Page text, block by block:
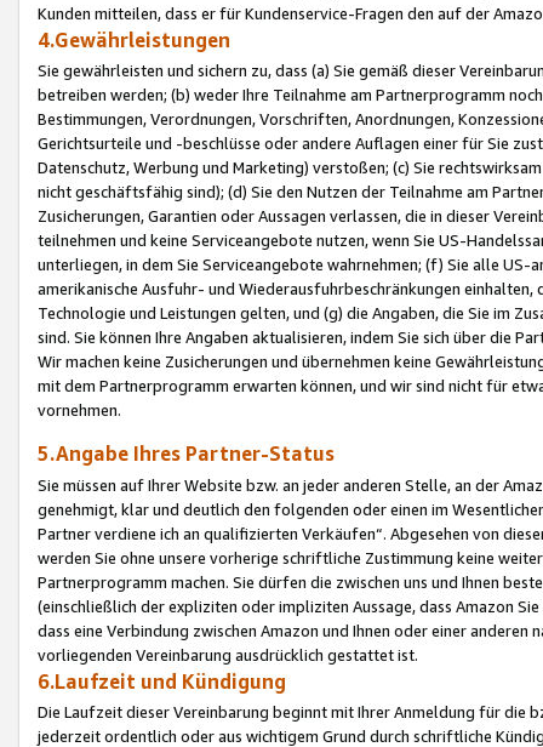
Kunden mitteilen, dass er für Kundenservice-Fragen den auf der
4.Gewährleistungen
Sie gewährleisten und sichern zu, dass (a) Sie gemäß dieser
betreiben werden; (b) weder Ihre Teilnahme am Partnerprogramm
Bestimmungen, Verordnungen, Vorschriften, Anordnungen,
Gerichtsurteile und -beschlüsse oder andere Auflagen einer für Sie
Datenschutz, Werbung und Marketing) verstoßen; (c) Sie
nicht geschäftsfähig sind); (d) Sie den Nutzen der Teilnahme am
Zusicherungen, Garantien oder Aussagen verlassen, die in dieser
teilnehmen und keine Serviceangebote nutzen, wenn Sie US-
unterliegen, in dem Sie Serviceangebote wahrnehmen; (f) Sie alle
amerikanische Ausfuhr- und Wiederausfuhrbeschränkungen
Technologie und Leistungen gelten, und (g) die Angaben, die Sie im
sind. Sie können Ihre Angaben aktualisieren, indem Sie sich über die
Wir machen keine Zusicherungen und übernehmen keine
mit dem Partnerprogramm erwarten können, und wir sind nicht für
vornehmen.
5.Angabe Ihres Partner-Status
Sie müssen auf Ihrer Website bzw. an jeder anderen Stelle, an der
genehmigt, klar und deutlich den folgenden oder einen im
Partner verdiene ich an qualifizierten Verkäufen“. Abgesehen von
werden Sie ohne unsere vorherige schriftliche Zustimmung keine
Partnerprogramm machen. Sie dürfen die zwischen uns und Ihnen
(einschließlich der expliziten oder impliziten Aussage, dass Amazon
dass eine Verbindung zwischen Amazon und Ihnen oder einer
vorliegenden Vereinbarung ausdrücklich gestattet ist.
6.Laufzeit und Kündigung
Die Laufzeit dieser Vereinbarung beginnt mit Ihrer Anmeldung für die
jederzeit ordentlich oder aus wichtigem Grund durch schriftliche